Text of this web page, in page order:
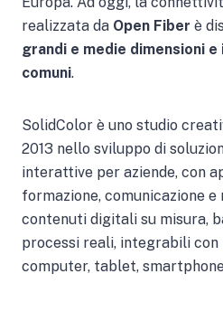
realizzata da Open Fiber è
grandi e medie dimensioni
comuni.
SolidColor è uno studio
2013 nello sviluppo di
interattive per aziende, con
formazione, comunicazione
contenuti digitali su misura,
processi reali, integrabili
computer, tablet,